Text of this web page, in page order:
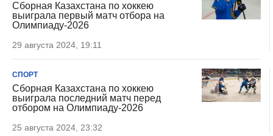
Сборная Казахстана по хоккею
выиграла первый матч отбора на
Олимпиаду-2026
29 августа 2024, 19:11
СПОРТ
Сборная Казахстана по хоккею
выиграла последний матч перед
отбором на Олимпиаду-2026
25 августа 2024, 23:32